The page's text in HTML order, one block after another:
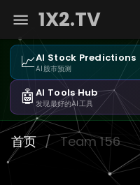
1X2.TV
📈AI Stock Predictions
AI股市预测
🤖AI Tools Hub
发现最好的AI工具
首页 / Team 156